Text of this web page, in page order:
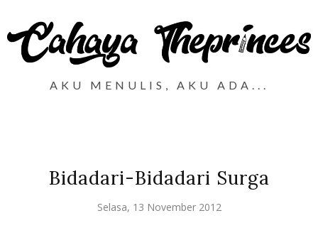
AKU MENULIS, AKU ADA...
Bidadari-Bidadari Surga
Selasa, 13 November 2012